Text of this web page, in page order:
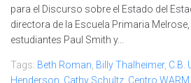
para el Discurso sobre el Estado del
directora de la Escuela Primaria
estudiantes Paul Smith y...
Tags: Beth Roman Billy Thalheimer, C.B.
Henderson Cathy Schultz Centro WARM